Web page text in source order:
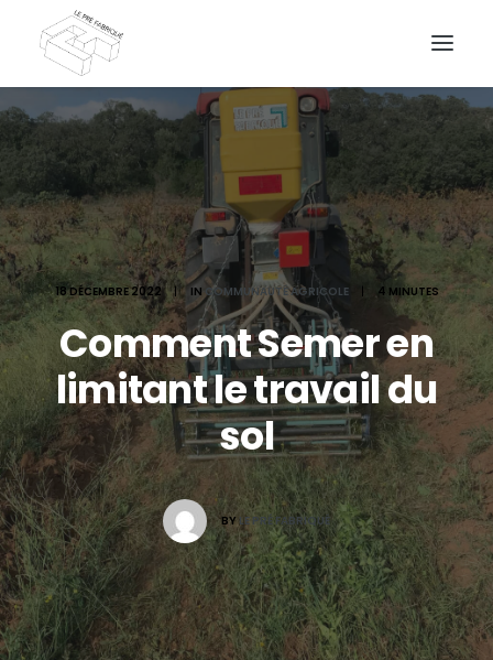
DEMANDEZ UN DEVIS
18 DÉCEMBRE 2022 | IN COMMUNAUTÉ AGRICOLE 4 MINUTES
Comment Semer en
limitant le travail du
sol
BY LE PRÉ FABRIQUÉ